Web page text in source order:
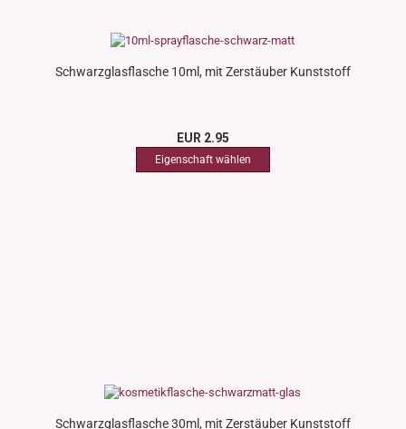
Schwarzglasflasche 10ml, mit Zerstäuber Kunststoff
EUR 2.95
Schwarzglasflasche 30ml, mit Zerstäuber Kunststoff